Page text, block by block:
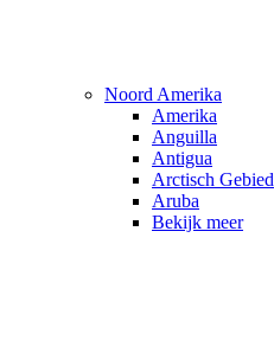
Noord Amerika
Amerika
Anguilla
Antigua
Arctisch Gebied
Aruba
Bekijk meer